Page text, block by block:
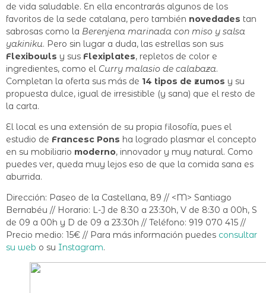
de vida saludable. En ella encontrarás algunos de los
favoritos de la sede catalana, pero también novedades tan
sabrosas como la Berenjena marinada con miso y salsa
yakiniku. Pero sin lugar a duda, las estrellas son sus
Flexibowls y sus Flexiplates, repletos de color e
ingredientes, como el Curry malasio de calabaza.
Completan la oferta sus más de 14 tipos de zumos y su
propuesta dulce, igual de irresistible (y sana) que el resto de
la carta.
El local es una extensión de su propia filosofía, pues el
estudio de Francesc Pons ha logrado plasmar el concepto
en su mobiliario moderno, innovador y muy natural. Como
puedes ver, queda muy lejos eso de que la comida sana es
aburrida.
Dirección: Paseo de la Castellana, 89 // <M> Santiago
Bernabéu // Horario: L-J de 8:30 a 23:30h, V de 8:30 a 00h, S
de 09 a 00h y D de 09 a 23:30h // Teléfono: 919 070 415 //
Precio medio: 15€ // Para más información puedes consultar
su web o su Instagram.